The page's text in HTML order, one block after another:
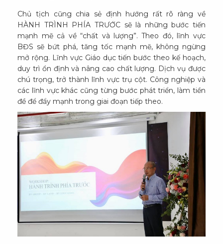
Chủ tịch cũng chia sẻ định hướng rất rõ ràng về
HÀNH TRÌNH PHÍA TRƯỚC sẽ là những bước tiến
mạnh mẽ cả về “chất và lượng”. Theo đó, lĩnh vực
BĐS sẽ bứt phá, tăng tốc mạnh mẽ, không ngừng
mở rộng. Lĩnh vực Giáo dục tiến bước theo kế hoạch,
duy trì ổn định và nâng cao chất lượng. Dịch vụ được
chú trọng, trở thành lĩnh vực trụ cột. Công nghiệp và
các lĩnh vực khác cũng từng bước phát triển, làm tiền
đề để đẩy mạnh trong giai đoạn tiếp theo.